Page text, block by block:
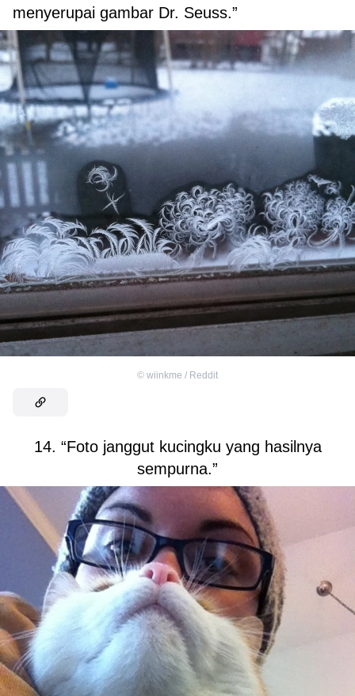
menyerupai gambar Dr. Seuss.”
© wiinkme / Reddit
14. “Foto janggut kucingku yang hasilnya
sempurna.”